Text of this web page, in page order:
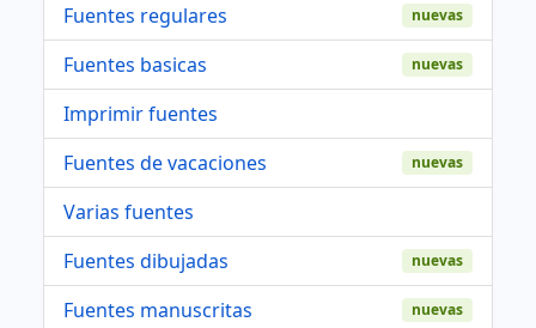
Fuentes regulares
nuevas
Fuentes basicas nuevas
Imprimir fuentes
Fuentes de vacaciones
nuevas
Varias fuentes
Fuentes dibujadas
nuevas
Fuentes manuscritas nuevas